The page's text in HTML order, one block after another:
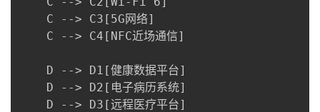
    C --> C3[5G网络]
    C --> C4[NFC近场通信]
    D --> D1[健康数据平台]
    D --> D2[电子病历系统]
    D --> D3[远程医疗平台]